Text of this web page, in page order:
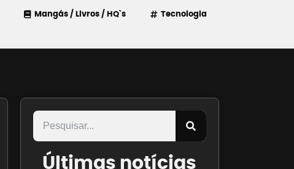
Mangás / Livros / HQ`s Tecnologia
Últimas notícias